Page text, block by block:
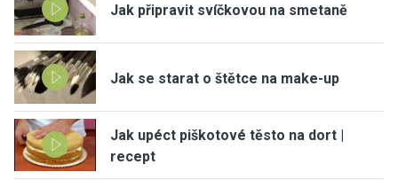
Jak připravit svíčkovou na smetaně
Jak se starat o štětce na make-up
Jak upéct piškotové těsto na dort |
recept